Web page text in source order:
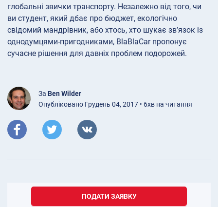
глобальні звички транспорту. Незалежно від того, чи
ви студент, який дбає про бюджет, екологічно
свідомий мандрівник, або хтось, хто шукає зв’язок із
однодумцями-пригодниками, BlaBlaCar пропонує
сучасне рішення для давніх проблем подорожей.
За Ben Wilder
Опубліковано Грудень 04, 2017 • 6хв на читання
ПОДАТИ ЗАЯВКУ